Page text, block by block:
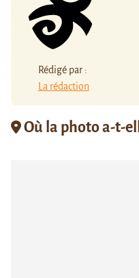
Rédigé par :
La rédaction
Où la photo a-t-